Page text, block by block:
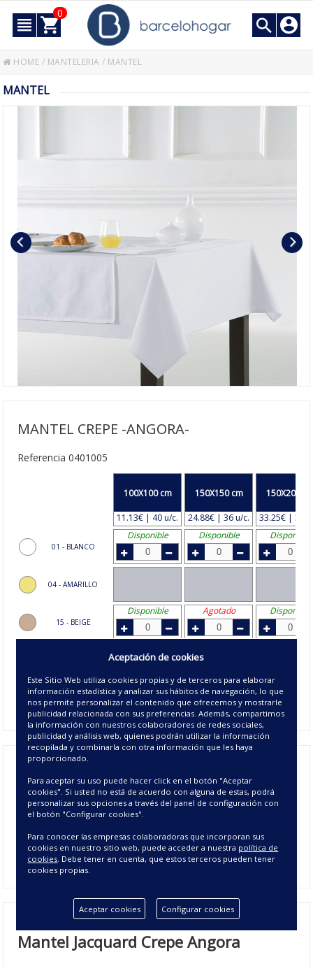
0
HOME / MANTELERIA / MANTEL
MANTEL
MANTEL CREPE -ANGORA-
Referencia 0401005
01 - BLANCO
04 - AMARILLO
15 - BEIGE
27 - PERLA
100X100 cm
11.13€ | 40 u/c.
150X150 cm
24.88€ | 36 u/c.
150X200
33.25€ | 30
Disponible
Disponible Disponible
Disponible Agotado Disponible
Agotado Agotado Disponible
Mantel de mesa
presenta un dibujo de grano sobre fondo liso creando una
textura de grano de arroz, tela de 50% algodón
50%poliéster. Losmanteles de hilo son resistentes a las
mesa. Medidas para mesas rectangulares o Cuadradas con
posibilidad de adquirir servilletas a juego de 50x50 cm.
Mantel Jacquard Crepe Angora
Aceptación de cookies
Este Sitio Web utiliza cookies propias y de terceros para elaborar
información estadística y analizar sus hábitos de navegación, lo que
nos permite personalizar el contenido que ofrecemos y mostrarle
publicidad relacionada con sus preferencias. Además, compartimos
la información con nuestros colaboradores de redes sociales,
publicidad y análisis web, quienes podrán utilizar la información
recopilada y combinarla con otra información que les haya
proporcionado.
Para aceptar su uso puede hacer click en el botón "Aceptar
cookies". Si usted no está de acuerdo con alguna de estas, podrá
personalizar sus opciones a través del panel de configuración con
el botón "Configurar cookies".
Para conocer las empresas colaboradoras que incorporan sus
cookies en nuestro sitio web, puede acceder a nuestra política de
cookies. Debe tener en cuenta, que estos terceros pueden tener
cookies propias.
Aceptar cookies Configurar cookies